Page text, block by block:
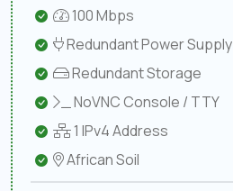
100 Mbps
Redundant Power Supply
Redundant Storage
NoVNC Console / TTY
1 IPv4 Address
African Soil